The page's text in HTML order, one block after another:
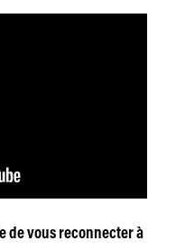
de vous reconnecter à